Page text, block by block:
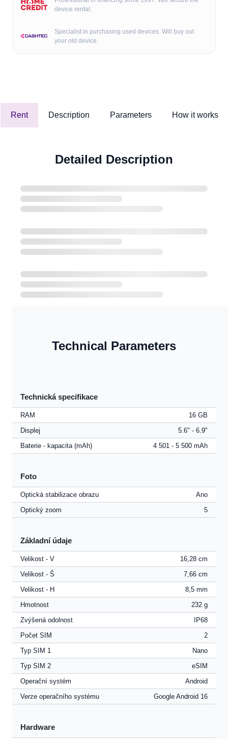
device rental.
Specialist in purchasing used devices. Will buy out
your old device.
Rent Description Parameters How it works
Detailed Description
Technical Parameters
Technická specifikace
RAM
16 GB
Displej
5.6" - 6.9"
Baterie - kapacita (mAh)
4 501 - 5 500 mAh
Foto
Optická stabilizace obrazu
Ano
Optický zoom
5
Základní údaje
Velikost - V
16,28 cm
Velikost - Š
7,66 cm
Velikost - H
8,5 mm
Hmotnost
232 g
Zvýšená odolnost
IP68
Počet SIM
2
Typ SIM 1
Nano
Typ SIM 2
eSIM
Operační systém
Android
Verze operačního systému
Google Android 16
Hardware